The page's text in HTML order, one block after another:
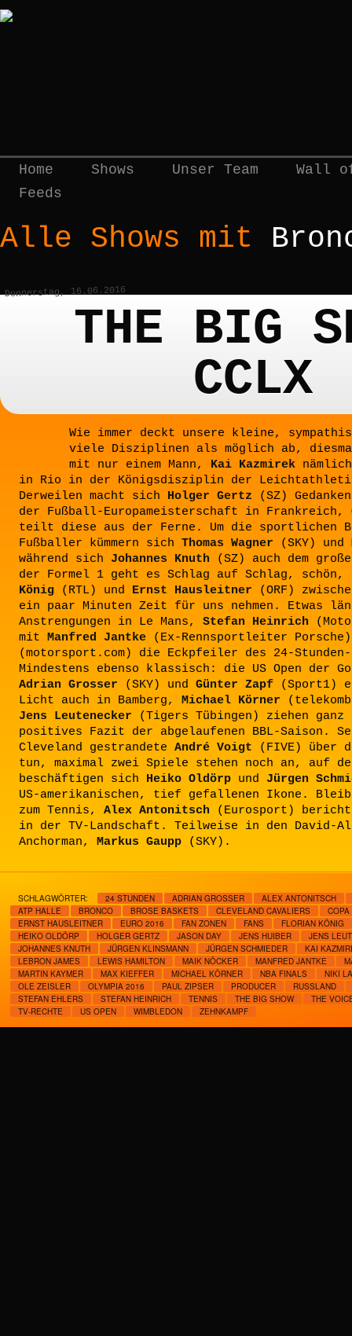
Home Shows Unser Team
Wall
Feeds
Alle Shows mit
Donnerstag, 16.06.2016
THE BIG
CCLX
Wie immer deckt unsere kleine,
viele Disziplinen als möglich ab,
mit nur einem Mann, Kai Kazmirek
in Rio in der Königsdisziplin der
Derweilen macht sich Holger Gertz (SZ)
der Fußball-Europameisterschaft in Frankreich,
teilt diese aus der Ferne. Um die sportlichen
Fußballer kümmern sich Thomas Wagner (SKY) und
während sich Johannes Knuth (SZ) auch dem
der Formel 1 geht es Schlag auf Schlag,
König (RTL) und Ernst Hausleitner (ORF)
ein paar Minuten Zeit für uns nehmen. Etwas
Anstrengungen in Le Mans, Stefan Heinrich
mit Manfred Jantke (Ex-Rennsportleiter
(motorsport.com) die Eckpfeiler des 24-
Mindestens ebenso klassisch: die US Open der
Adrian Grosser (SKY) und Günter Zapf (Sport1)
Licht auch in Bamberg, Michael Körner
Jens Leutenecker (Tigers Tübingen) ziehen
positives Fazit der abgelaufenen BBL-Saison.
Cleveland gestrandete André Voigt (FIVE) über
tun, maximal zwei Spiele stehen noch an, auf
beschäftigen sich Heiko Oldörp und Jürgen
US-amerikanischen, tief gefallenen Ikone.
zum Tennis, Alex Antonitsch (Eurosport)
in der TV-Landschaft. Teilweise in den David-
Anchorman, Markus Gaupp (SKY).
SCHLAGWÖRTER: 24 STUNDEN ADRIAN GROSSER
ALEX ANTONITSCH
ATP HALLE
BRONCO BROSE BASKETS CLEVELAND CAVALIERS
COPA
ERNST HAUSLEITNER
EURO 2016 FAN ZONEN FANS
FLORIAN KÖNIG
HEIKO OLDÖRP
HOLGER GERTZ JASON DAY JENS HUIBER
JENS
JOHANNES KNUTH
JÜRGEN KLINSMANN JÜRGEN SCHMIEDER
KAI
LEBRON JAMES
LEWIS HAMILTON MAIK NÖCKER MANFRED JANTKE
MARTIN KAYMER
MAX KIEFFER MICHAEL KÖRNER NBA FINALS
NIKI
OLE ZEISLER
OLYMPIA 2016 PAUL ZIPSER PRODUCER
RUSSLAND
STEFAN EHLERS
STEFAN HEINRICH TENNIS THE BIG SHOW
THE
TV-RECHTE
US OPEN WIMBLEDON ZEHNKAMPF